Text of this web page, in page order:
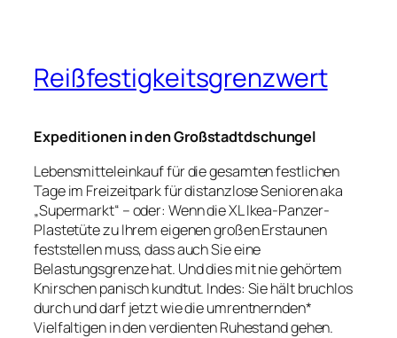
Reißfestigkeitsgrenzwert
Expeditionen in den Großstadtdschungel
Lebensmitteleinkauf für die gesamten festlichen
Tage im Freizeitpark für distanzlose Senioren aka
„Supermarkt“ – oder: Wenn die XL Ikea-Panzer-
Plastetüte zu Ihrem eigenen großen Erstaunen
feststellen muss, dass auch Sie eine
Belastungsgrenze hat. Und dies mit nie gehörtem
Knirschen panisch kundtut. Indes: Sie hält bruchlos
durch und darf jetzt wie die umrentnernden*
Vielfaltigen in den verdienten Ruhestand gehen.